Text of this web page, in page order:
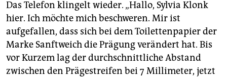
Das Telefon klingelt wieder. „Hallo, Sylvia Klonk
hier. Ich möchte mich beschweren. Mir ist
aufgefallen, dass sich bei dem Toilettenpapier der
Marke Sanftweich die Prägung verändert hat. Bis
vor Kurzem lag der durchschnittliche Abstand
zwischen den Prägestreifen bei 7 Millimeter, jetzt